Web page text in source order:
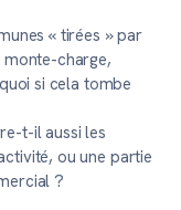
« tirées » par
charge,
si cela tombe
t-il aussi les
ou une partie
?